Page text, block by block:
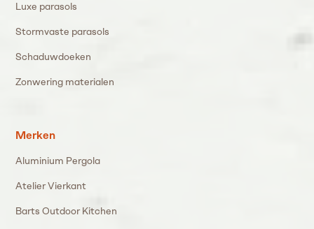
Merken
Aluminium Pergola
Atelier Vierkant
Barts Outdoor Kitchen
Luxe parasols
Stormvaste parasols
Schaduwdoeken
Zonwering materialen